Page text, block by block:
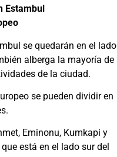
Estambul
se quedarán en el lado
alberga la mayoría de
de la ciudad.
se pueden dividir en
Eminonu, Kumkapi y
está en el lado sur del